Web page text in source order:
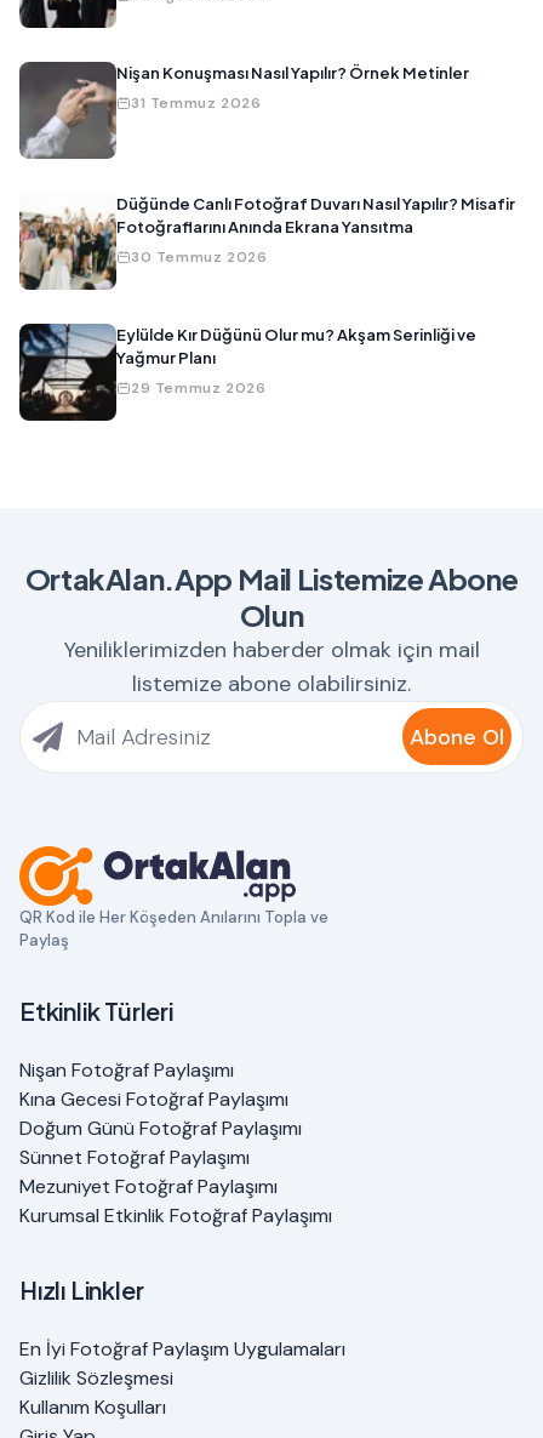
Nişan Konuşması Nasıl Yapılır? Örnek Metinler
31 Temmuz 2026
Düğünde Canlı Fotoğraf Duvarı Nasıl Yapılır? Misafir
Fotoğraflarını Anında Ekrana Yansıtma
30 Temmuz 2026
Eylülde Kır Düğünü Olur mu? Akşam Serinliği ve
Yağmur Planı
29 Temmuz 2026
OrtakAlan.App Mail Listemize Abone
Olun
Yeniliklerimizden haberder olmak için mail
listemize abone olabilirsiniz.
Abone Ol
QR Kod ile Her Köşeden Anılarını Topla ve
Paylaş
Etkinlik Türleri
Nişan Fotoğraf Paylaşımı
Kına Gecesi Fotoğraf Paylaşımı
Doğum Günü Fotoğraf Paylaşımı
Sünnet Fotoğraf Paylaşımı
Mezuniyet Fotoğraf Paylaşımı
Kurumsal Etkinlik Fotoğraf Paylaşımı
Hızlı Linkler
En İyi Fotoğraf Paylaşım Uygulamaları
Gizlilik Sözleşmesi
Kullanım Koşulları